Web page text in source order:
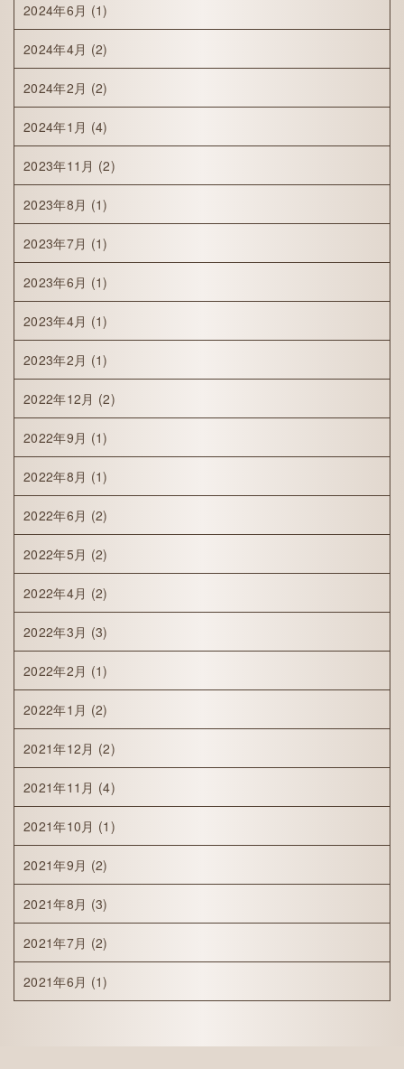
2024年6月 (1)
2024年4月 (2)
2024年2月 (2)
2024年1月 (4)
2023年11月 (2)
2023年8月 (1)
2023年7月 (1)
2023年6月 (1)
2023年4月 (1)
2023年2月 (1)
2022年12月 (2)
2022年9月 (1)
2022年8月 (1)
2022年6月 (2)
2022年5月 (2)
2022年4月 (2)
2022年3月 (3)
2022年2月 (1)
2022年1月 (2)
2021年12月 (2)
2021年11月 (4)
2021年10月 (1)
2021年9月 (2)
2021年8月 (3)
2021年7月 (2)
2021年6月 (1)